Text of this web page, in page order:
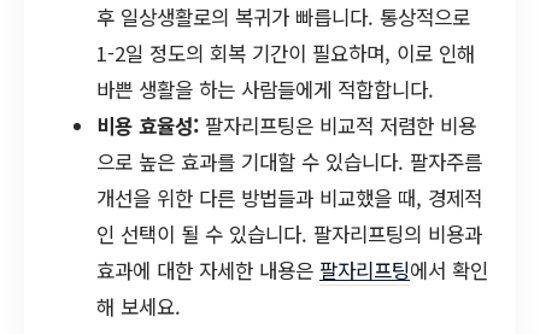
후 일상생활로의 복귀가 빠릅니다. 통상적으로
1-2일 정도의 회복 기간이 필요하며, 이로 인해
바쁜 생활을 하는 사람들에게 적합합니다.
비용 효율성: 팔자리프팅은 비교적 저렴한 비용
으로 높은 효과를 기대할 수 있습니다. 팔자주름
개선을 위한 다른 방법들과 비교했을 때, 경제적
인 선택이 될 수 있습니다. 팔자리프팅의 비용과
효과에 대한 자세한 내용은 팔자리프팅에서 확인
해 보세요.